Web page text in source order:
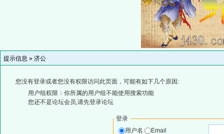
提示信息 » 济公
您没有登录或者您没有权限访问此页面，可能有如下几个原因:
用户组权限：你所属的用户组不能使用搜索功能
您还不是论坛会员,请先登录论坛
登录
用户名
Email